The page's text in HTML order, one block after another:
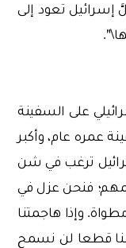
تعود إلى
على السفينة
عمره عام، وأكبر
إسرائيل ترغب في شن
فنحن عزل في
وإذا هاجمتنا
قطعا لن نسمح